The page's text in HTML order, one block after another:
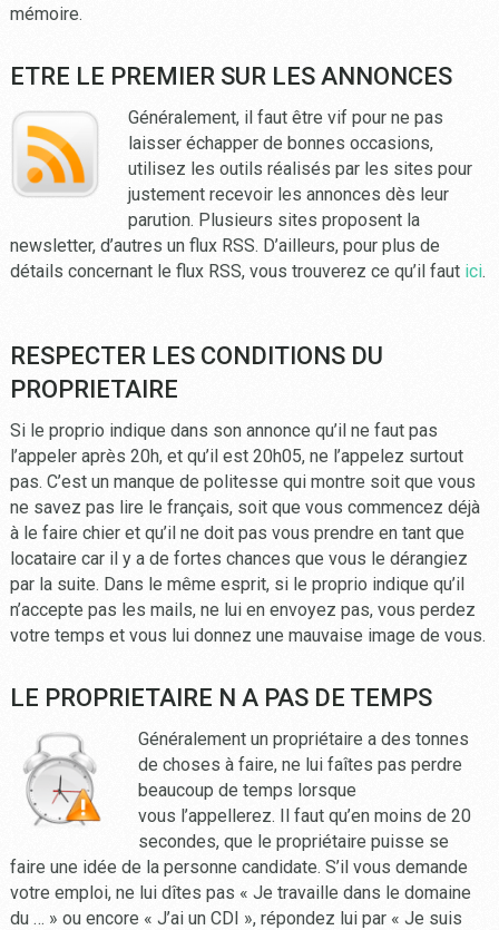
mémoire.
ETRE LE PREMIER SUR LES ANNONCES
Généralement, il faut être vif pour ne pas
laisser échapper de bonnes occasions,
utilisez les outils réalisés par les sites pour
justement recevoir les annonces dès leur
parution. Plusieurs sites proposent la
newsletter, d’autres un flux RSS. D’ailleurs, pour plus de
détails concernant le flux RSS, vous trouverez ce qu’il faut ici.
RESPECTER LES CONDITIONS DU
PROPRIETAIRE
Si le proprio indique dans son annonce qu’il ne faut pas
l’appeler après 20h, et qu’il est 20h05, ne l’appelez surtout
pas. C’est un manque de politesse qui montre soit que vous
ne savez pas lire le français, soit que vous commencez déjà
à le faire chier et qu’il ne doit pas vous prendre en tant que
locataire car il y a de fortes chances que vous le dérangiez
par la suite. Dans le même esprit, si le proprio indique qu’il
n’accepte pas les mails, ne lui en envoyez pas, vous perdez
votre temps et vous lui donnez une mauvaise image de vous.
LE PROPRIETAIRE N A PAS DE TEMPS
Généralement un propriétaire a des tonnes
de choses à faire, ne lui faîtes pas perdre
beaucoup de temps lorsque
vous l’appellerez. Il faut qu’en moins de 20
secondes, que le propriétaire puisse se
faire une idée de la personne candidate. S’il vous demande
votre emploi, ne lui dîtes pas « Je travaille dans le domaine
du … » ou encore « J’ai un CDI », répondez lui par « Je suis